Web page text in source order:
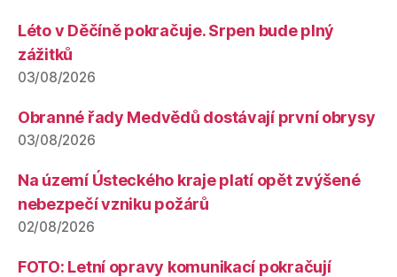
Léto v Děčíně pokračuje. Srpen bude plný
zážitků
03/08/2026
Obranné řady Medvědů dostávají první obrysy
03/08/2026
Na území Ústeckého kraje platí opět zvýšené
nebezpečí vzniku požárů
02/08/2026
FOTO: Letní opravy komunikací pokračují